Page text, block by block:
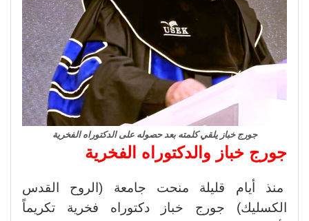
جورج خباز يلقي كلمته بعد حصوله على الدكتوراه الفخرية
جورج خباز والدكتوراه الفخرية
منذ أيام قليلة منحت جامعة (الروح القدس
الكسليك) جورج خباز دكتوراه فخرية تكريماً